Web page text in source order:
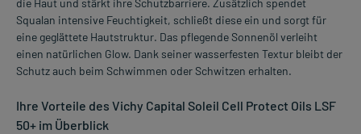
die Haut und stärkt ihre Schutzbarriere. Zusätzlich spendet
Squalan intensive Feuchtigkeit, schließt diese ein und sorgt für
eine geglättete Hautstruktur. Das pflegende Sonnenöl verleiht
einen natürlichen Glow. Dank seiner wasserfesten Textur bleibt der
Schutz auch beim Schwimmen oder Schwitzen erhalten.
Ihre Vorteile des Vichy Capital Soleil Cell Protect Oils LSF
50+ im Überblick